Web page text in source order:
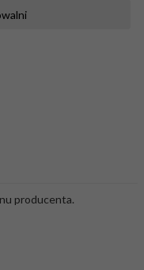
producenta.